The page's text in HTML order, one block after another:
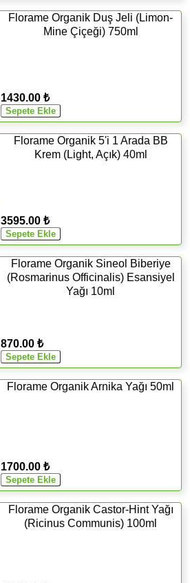
Florame Organik Duş Jeli (Limon-
Mine Çiçeği) 750ml
1430.00 ₺
Florame Organik 5'i 1 Arada BB
Krem (Light, Açık) 40ml
3595.00 ₺
Florame Organik Sineol Biberiye
(Rosmarinus Officinalis) Esansiyel
Yağı 10ml
870.00 ₺
Florame Organik Arnika Yağı 50ml
1700.00 ₺
Florame Organik Castor-Hint Yağı
(Ricinus Communis) 100ml